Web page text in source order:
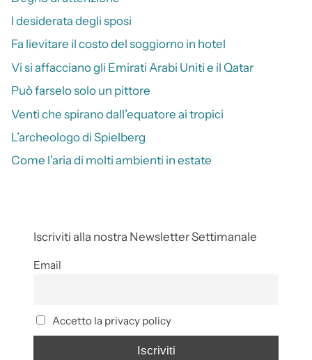
I desiderata degli sposi
Fa lievitare il costo del soggiorno in hotel
Vi si affacciano gli Emirati Arabi Uniti e il Qatar
Può farselo solo un pittore
Venti che spirano dall’equatore ai tropici
L’archeologo di Spielberg
Come l’aria di molti ambienti in estate
Iscriviti alla nostra Newsletter Settimanale
Email
Accetto la privacy policy